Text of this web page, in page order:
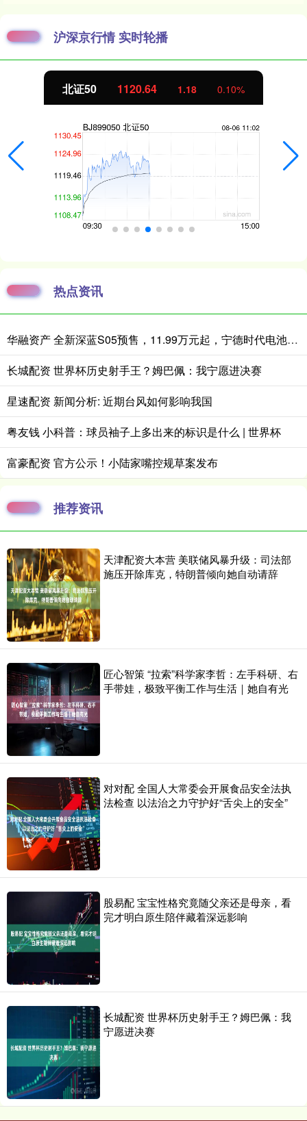
沪深京行情 实时轮播
北证50 1120.81 1.35 0.12%
热点资讯
华融资产 全新深蓝S05预售，11.99万元起，宁德时代电池+620km续航
长城配资 世界杯历史射手王？姆巴佩：我宁愿进决赛
星速配资 新闻分析: 近期台风如何影响我国
粤友钱 小科普：球员袖子上多出来的标识是什么 | 世界杯
富豪配资 官方公示！小陆家嘴控规草案发布
推荐资讯
天津配资大本营 美联储风暴升级：司法部
施压开除库克，特朗普倾向她自动请辞
匠心智策 “拉索”科学家李哲：左手科研、右
手带娃，极致平衡工作与生活｜她自有光
对对配 全国人大常委会开展食品安全法执
法检查 以法治之力守护好“舌尖上的安全”
股易配 宝宝性格究竟随父亲还是母亲，看
完才明白原生陪伴藏着深远影响
长城配资 世界杯历史射手王？姆巴佩：我
宁愿进决赛